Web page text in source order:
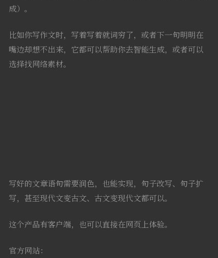
成）。
比如你写作文时，写着写着就词穷了，或者下一句明明在
嘴边却想不出来，它都可以帮助你去智能生成，或者可以
选择找网络素材。
写好的文章语句需要润色，也能实现，句子改写、句子扩
写，甚至现代文变古文、古文变现代文都可以。
这个产品有客户端，也可以直接在网页上体验。
官方网站：